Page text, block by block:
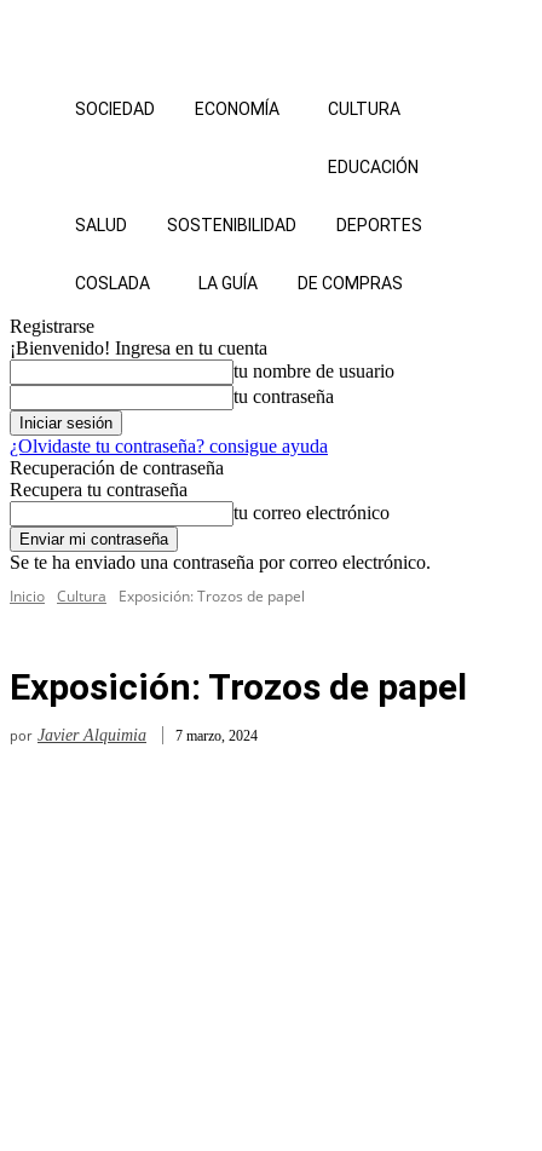
SOCIEDAD ECONOMÍA CULTURA
EDUCACIÓN
SALUD SOSTENIBILIDAD DEPORTES
COSLADA LA GUÍA DE COMPRAS
Registrarse
¡Bienvenido! Ingresa en tu cuenta
tu nombre de usuario
tu contraseña
¿Olvidaste tu contraseña? consigue ayuda
Recuperación de contraseña
Recupera tu contraseña
tu correo electrónico
Se te ha enviado una contraseña por correo electrónico.
Inicio Cultura Exposición: Trozos de papel
Exposición: Trozos de papel
por Javier Alquimia 7 marzo, 2024